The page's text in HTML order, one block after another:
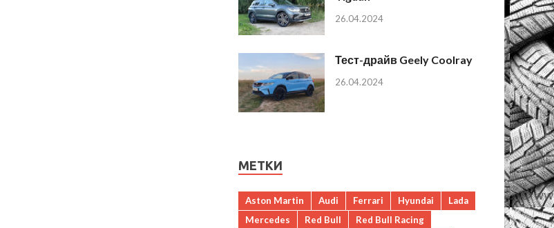
26.04.2024
Тест-драйв Geely Coolray
26.04.2024
МЕТКИ
Aston Martin Audi Ferrari Hyundai
Lada
Mercedes
Red Bull
Red Bull Racing